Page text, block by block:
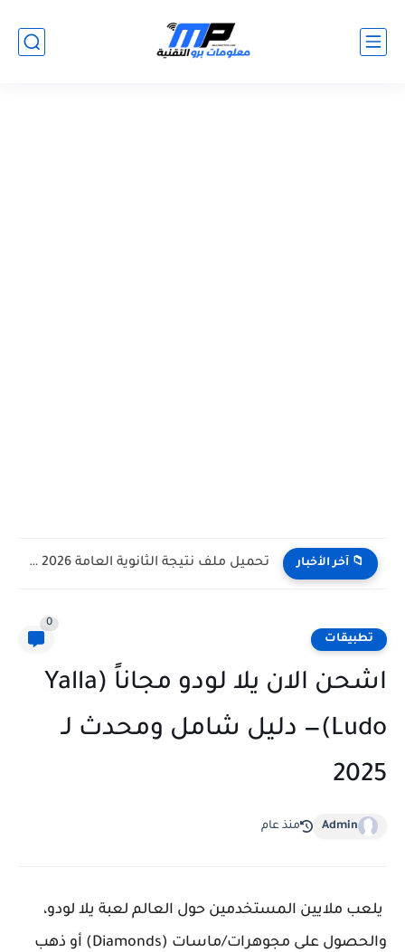
📁 آخر الأخبار تحميل ملف نتيجة الثانوية العامة 2026 حصريا
تطبيقات
0
اشحن الان يلا لودو مجاناً (Yalla
Ludo)— دليل شامل ومحدث لـ
2025
Admin منذ عام
يلعب ملايين المستخدمين حول العالم لعبة يلا لودو،
والحصول على مجوهرات/ماسات (Diamonds)
أو ذهب